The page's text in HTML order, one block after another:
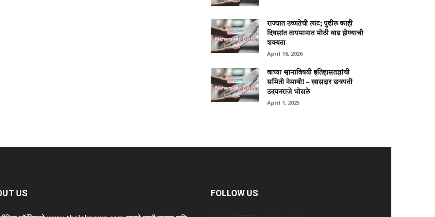
राज्यात उष्णतेची लाट; पुढील काही
दिवसांत तापमानात मोठी वाढ होण्याची
शक्यता
April 16, 2026
वाघ्या श्वानाविषयी इतिहासतज्ञांची
समिती नेमावी! – खासदार छत्रपती
उदयनराजे भोसले
April 1, 2025
US FOLLOW US